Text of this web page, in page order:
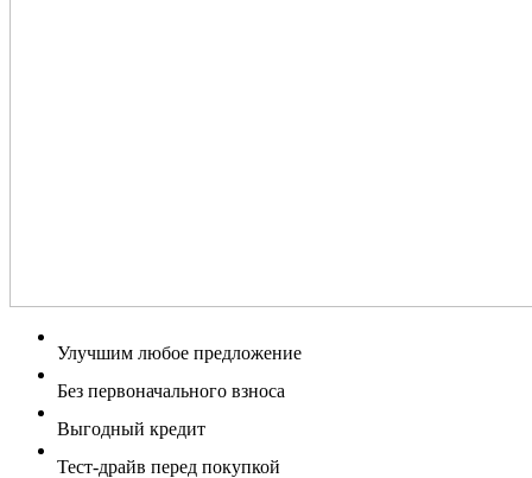
Улучшим любое предложение
Без первоначального взноса
Выгодный кредит
Тест-драйв перед покупкой